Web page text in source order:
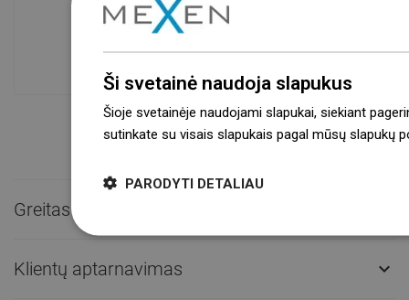
Prekių prieinamumas
Mūsų produktai jūsų laukia moderniame
sandėlyje.Visada pasirengusi išsiųsti!
Greitas kontaktas
Klientų aptarnavimas 
Ši svetainė naudoja slapukus
Šioje svetainėje naudojami slapukai, siekiant
sutinkate su visais slapukais pagal mūsų slapukų
PARODYTI DETALIAU